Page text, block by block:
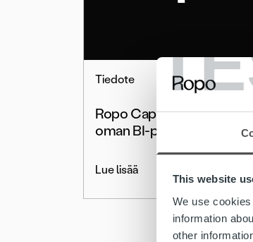
This website
We use
information
other
Tiedote
Ropo Capital lanseeraa
oman BI-palvelun
Lue lisää